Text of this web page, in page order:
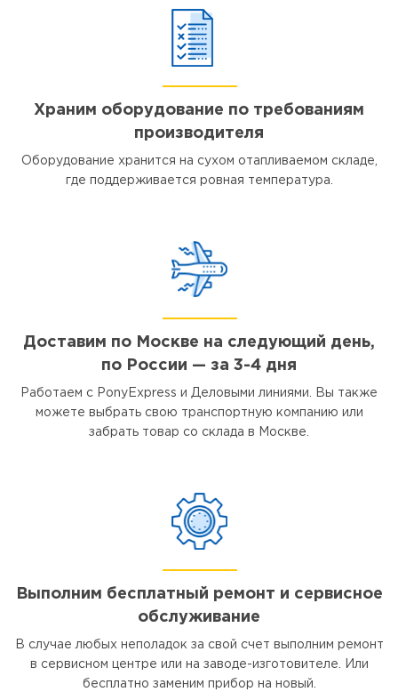
Храним оборудование по требованиям
производителя
Оборудование хранится на сухом отапливаемом складе,
где поддерживается ровная температура.
Доставим по Москве на следующий день,
по России — за 3-4 дня
Работаем с PonyExpress и Деловыми линиями. Вы также
можете выбрать свою транспортную компанию или
забрать товар со склада в Москве.
Выполним бесплатный ремонт и сервисное
обслуживание
В случае любых неполадок за свой счет выполним ремонт
в сервисном центре или на заводе-изготовителе. Или
бесплатно заменим прибор на новый.